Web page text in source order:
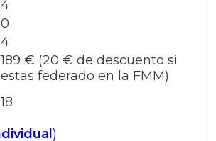
4
0
4
189 € (20 € de descuento si
estas federado en la FMM)
18
)